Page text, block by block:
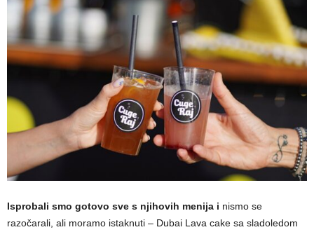
Isprobali smo gotovo sve s njihovih menija i nismo se
razočarali, ali moramo istaknuti – Dubai Lava cake sa sladoledom